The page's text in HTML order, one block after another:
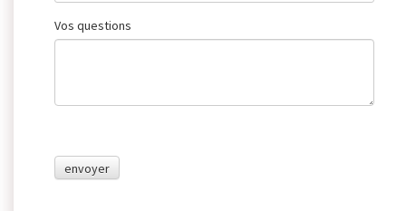
Vos questions
envoyer